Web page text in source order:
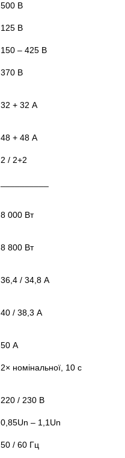
500 В
125 В
150 – 425 В
370 В
32 + 32 А
48 + 48 А
2 / 2+2
8 000 Вт
8 800 Вт
36,4 / 34,8 А
40 / 38,3 А
50 А
2× номінальної, 10 с
220 / 230 В
0,85Un – 1,1Un
50 / 60 Гц